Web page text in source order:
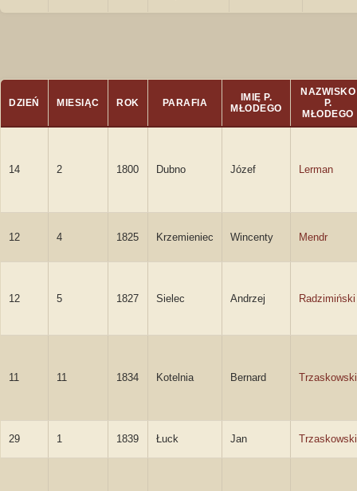
DZIEŃ MIESIĄC ROK PARAFIA
IMIĘ P.
MŁODEGO
NAZWISKO
P.
MŁODEGO
14 2 1800 Dubno Józef Lerman
12 4 1825 Krzemieniec Wincenty Mendr
12 5 1827 Sielec Andrzej Radzimiński
11 11 1834 Kotelnia Bernard Trzaskowski
29 1 1839 Łuck Jan Trzaskowski